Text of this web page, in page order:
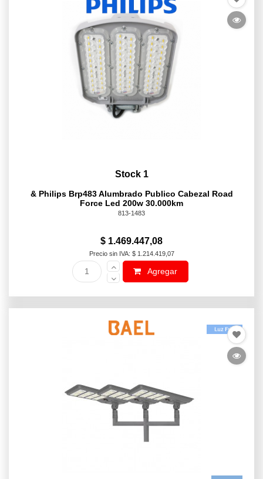
Stock 1
& Philips Brp483 Alumbrado Publico Cabezal Road
Force Led 200w 30.000km
813-1483
$ 1.469.447,08
Precio sin IVA: $ 1.214.419,07
Agregar